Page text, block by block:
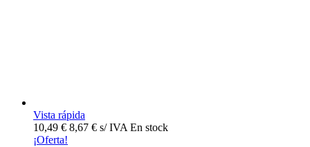
Vista rápida
10,49 € 8,67 € s/ IVA En stock
¡Oferta!